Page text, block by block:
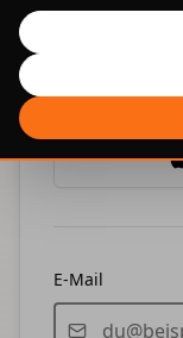
E-Mail